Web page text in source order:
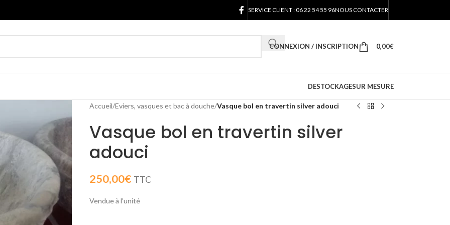
SERVICE CLIENT : 06 22 54 55 96NOUS CONTACTER
CONNEXION / INSCRIPTION 0,00€
DESTOCKAGESUR MESURE
Accueil/Eviers, vasques et bac à douche/Vasque bol en travertin silver adouci
Vasque bol en travertin silver
adouci
250,00€ TTC
Vendue à l’unité